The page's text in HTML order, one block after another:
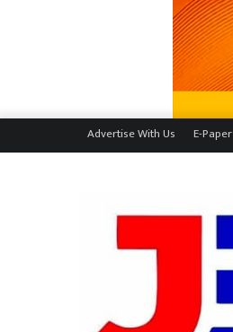
Advertise With Us E-Paper